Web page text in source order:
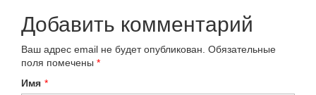
Добавить комментарий
Ваш адрес email не будет опубликован. Обязательные
поля помечены *
Имя *